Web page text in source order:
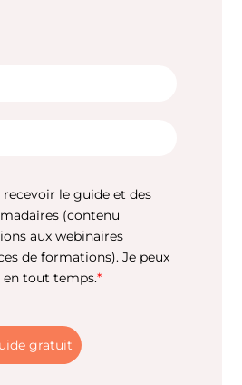
recevoir le guide et des
(contenu
aux webinaires
de formations). Je peux
en tout temps.*
gratuit